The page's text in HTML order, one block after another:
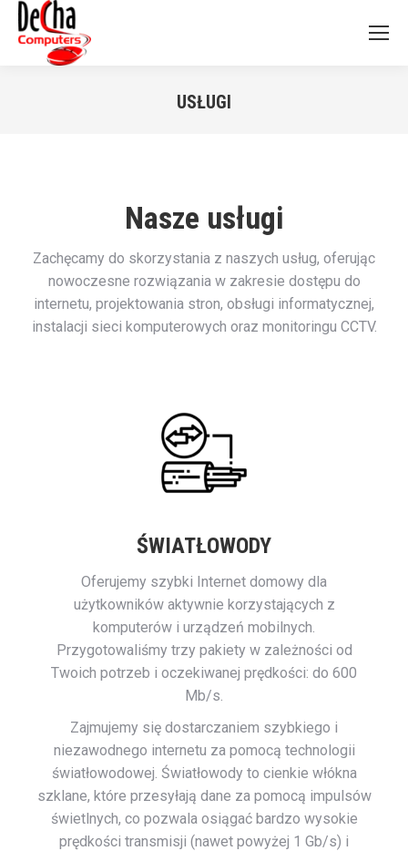
USŁUGI
Nasze usługi
Zachęcamy do skorzystania z naszych usług, oferując
nowoczesne rozwiązania w zakresie dostępu do
internetu, projektowania stron, obsługi informatycznej,
instalacji sieci komputerowych oraz monitoringu CCTV.
ŚWIATŁOWODY
Oferujemy szybki Internet domowy dla
użytkowników aktywnie korzystających z
komputerów i urządzeń mobilnych.
Przygotowaliśmy trzy pakiety w zależności od
Twoich potrzeb i oczekiwanej prędkości: do 600
Mb/s.
Zajmujemy się dostarczaniem szybkiego i
niezawodnego internetu za pomocą technologii
światłowodowej. Światłowody to cienkie włókna
szklane, które przesyłają dane za pomocą impulsów
świetlnych, co pozwala osiągać bardzo wysokie
prędkości transmisji (nawet powyżej 1 Gb/s) i